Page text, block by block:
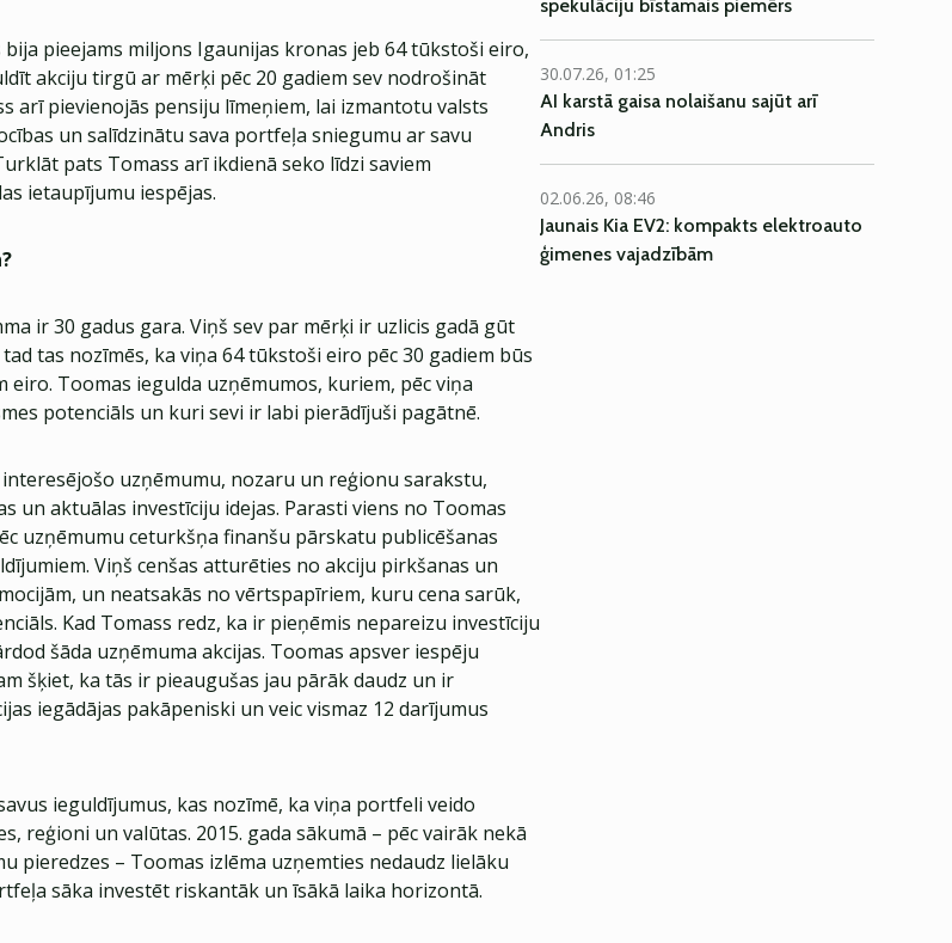
bija pieejams miljons Igaunijas kronas jeb 64 tūkstoši eiro,
akciju tirgū ar mērķi pēc 20 gadiem sev nodrošināt
arī pievienojās pensiju līmeņiem, lai izmantotu valsts
un salīdzinātu sava portfeļa sniegumu ar savu
pats Tomass arī ikdienā seko līdzi saviem
ietaupījumu iespējas.
ir 30 gadus gara. Viņš sev par mērķi ir uzlicis gadā gūt
tad tas nozīmēs, ka viņa 64 tūkstoši eiro pēc 30 gadiem būs
Toomas iegulda uzņēmumos, kuriem, pēc viņa
potenciāls un kuri sevi ir labi pierādījuši pagātnē.
uzņēmumu, nozaru un reģionu sarakstu,
un aktuālas investīciju idejas. Parasti viens no Toomas
uzņēmumu ceturkšņa finanšu pārskatu publicēšanas
Viņš cenšas atturēties no akciju pirkšanas un
un neatsakās no vērtspapīriem, kuru cena sarūk,
Kad Tomass redz, ka ir pieņēmis nepareizu investīciju
šāda uzņēmuma akcijas. Toomas apsver iespēju
šķiet, ka tās ir pieaugušas jau pārāk daudz un ir
iegādājas pakāpeniski un veic vismaz 12 darījumus
ieguldījumus, kas nozīmē, ka viņa portfeli veido
reģioni un valūtas. 2015. gada sākumā – pēc vairāk nekā
pieredzes – Toomas izlēma uzņemties nedaudz lielāku
sāka investēt riskantāk un īsākā laika horizontā.
spekulāciju bīstamais piemērs
30.07.26, 01:25
AI karstā gaisa nolaišanu sajūt arī
Andris
02.06.26, 08:46
Jaunais Kia EV2: kompakts elektroauto
ģimenes vajadzībām